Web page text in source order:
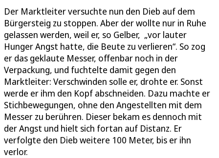
Der Marktleiter versuchte nun den Dieb auf dem
Bürgersteig zu stoppen. Aber der wollte nur in Ruhe
gelassen werden, weil er, so Gelber, „vor lauter
Hunger Angst hatte, die Beute zu verlieren“. So zog
er das geklaute Messer, offenbar noch in der
Verpackung, und fuchtelte damit gegen den
Marktleiter: Verschwinden solle er, drohte er. Sonst
werde er ihm den Kopf abschneiden. Dazu machte er
Stichbewegungen, ohne den Angestellten mit dem
Messer zu berühren. Dieser bekam es dennoch mit
der Angst und hielt sich fortan auf Distanz. Er
verfolgte den Dieb weitere 100 Meter, bis er ihn
verlor.